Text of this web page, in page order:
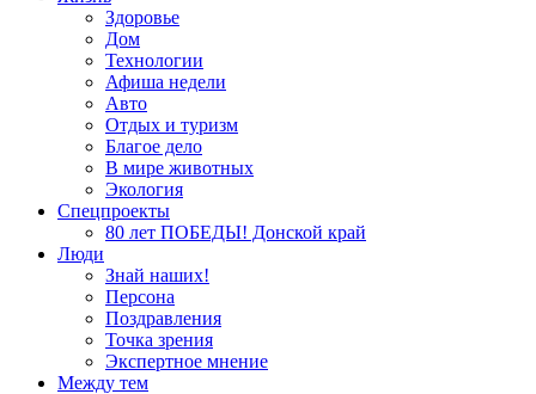
Здоровье
Дом
Технологии
Афиша недели
Авто
Отдых и туризм
Благое дело
В мире животных
Экология
Спецпроекты
80 лет ПОБЕДЫ! Донской край
Люди
Знай наших!
Персона
Поздравления
Точка зрения
Экспертное мнение
Между тем